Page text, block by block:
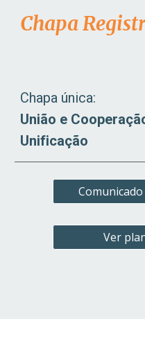
Chapa
Chapa única:
União e
Unificação
Ver